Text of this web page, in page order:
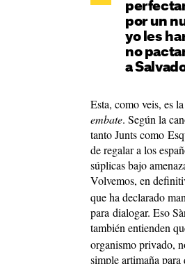
por un
yo les
no
a
Esta, como veis, es
embate. Según la
tanto Junts como
de regalar a los
súplicas bajo
Volvemos, en
que ha declarado
para dialogar. Eso
también entienden
organismo privado,
simple artimaña